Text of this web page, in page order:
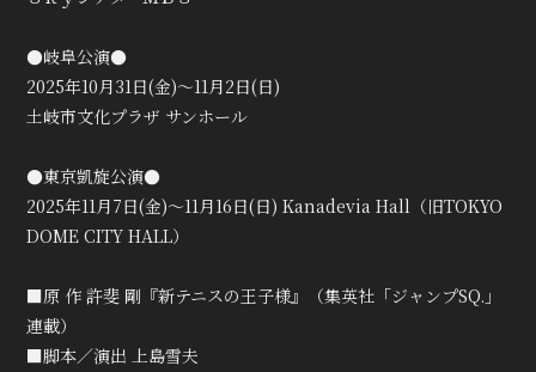
●岐阜公演●
2025年10月31日(金)～11月2日(日)
土岐市文化プラザ サンホール
●東京凱旋公演●
2025年11月7日(金)～11月16日(日) Kanadevia Hall（旧TOKYO
DOME CITY HALL）
■原 作 許斐 剛『新テニスの王子様』（集英社「ジャンプSQ.」
連載）
■脚本／演出 上島雪夫